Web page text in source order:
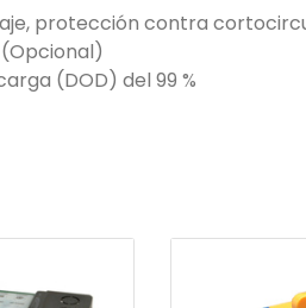
protección contra
(DOD) del 99 %